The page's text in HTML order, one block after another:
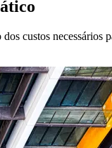
custos necessários